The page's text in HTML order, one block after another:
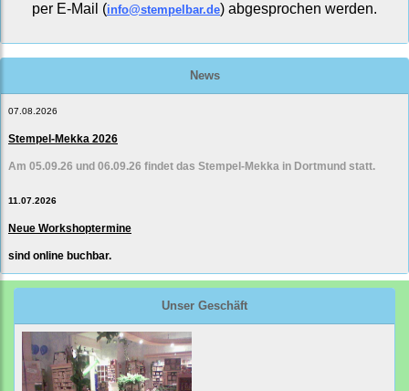
per E-Mail (info@stempelbar.de) abgesprochen werden.
News
07.08.2026
Stempel-Mekka 2026
Am 05.09.26 und 06.09.26 findet das Stempel-Mekka in Dortmund statt.
11.07.2026
Neue Workshoptermine
sind online buchbar.
Unser Geschäft